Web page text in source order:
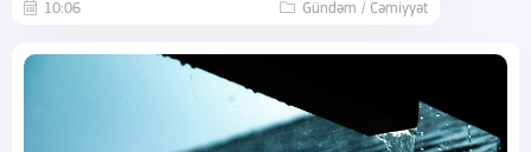
10:06 Gündəm / Cəmiyyət